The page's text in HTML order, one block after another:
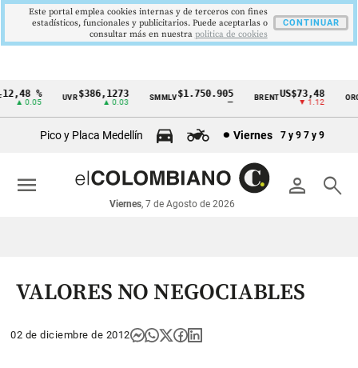
Cintillo
económicos
Colombia
%
▲ 0.05
UVR$386,1273
▲ 0.03
SMMLV$1.750.905 BRENTUS$73,48
▼ 1.12
ORO
Pico y Placa Medellín Viernes 7 y 9 7 y 9
person search
Viernes, 7 de Agosto de 2026
menu
VALORES NO NEGOCIABLES
02 de diciembre de 2012
Este portal emplea cookies internas y de terceros con fines
estadísticos, funcionales y publicitarios. Puede aceptarlas o
consultar más en nuestra politica de cookies
CONTINUAR